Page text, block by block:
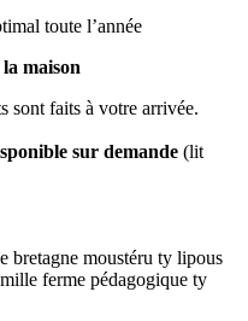
toute l’année
maison
sont faits à votre arrivée.
sur demande (lit